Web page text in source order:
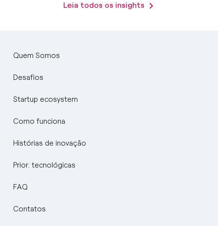
Leia todos os insights
Quem Somos
Desafios
Startup ecosystem
Como funciona
Histórias de inovação
Prior. tecnológicas
FAQ
Contatos